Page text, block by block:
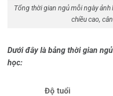
Tổng thời gian ngủ mỗi ngày
chiều cao,
Dưới đây là bảng thời gian
học:
Độ tuổi